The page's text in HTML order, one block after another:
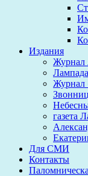
Издания
Журнал
Лампада
Журнал
газета
Для СМИ
Контакты